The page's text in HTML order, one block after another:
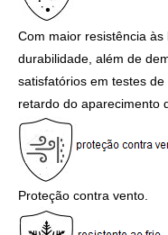
Com maior resistência
durabilidade, além de
satisfatórios em testes
retardo do aparecimento
Proteção contra vento.